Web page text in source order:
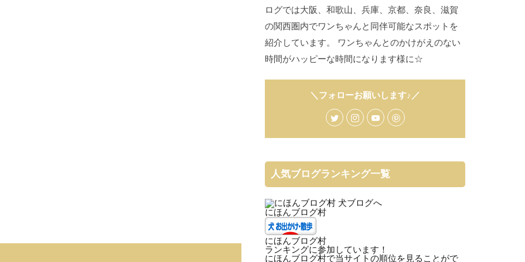
ログでは大阪、和歌山、兵庫、京都、奈良、滋賀
の関西圏内でワンちゃんと同伴可能なスポットを
紹介しています。 ワンちゃんとのかけがえのない
時間がハッピーな時間になります様に☆
＼フォローお願いします♪／
人気ブログランキング一覧
にほんブログ村
にほんブログ村
ランキングに参加しています！
にほんブログ村で当サイトの順位を見ることがで